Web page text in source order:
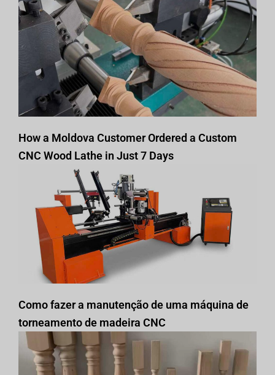
How a Moldova Customer Ordered a Custom
CNC Wood Lathe in Just 7 Days
Como fazer a manutenção de uma máquina de
torneamento de madeira CNC